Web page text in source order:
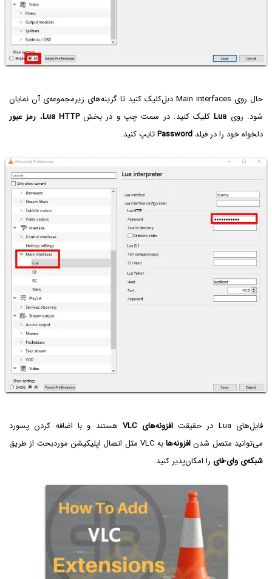
حال روی Main interfaces دبل‌کلیک کنید تا گزینه‌های زیرمجموعه‌ی آن نمایان
شود. روی Luaکلیک کنید. در سمت چپ و در بخشLua HTTP، رمز عبور
دلخواه خود را در فیلد Passwordتایپ کنید.
فایل‌های Lua در حقیقت افزونه‌های VLC
هستند و با اضافه کردن پسورد
می‌توانید متصل شدنافزونه‌هابه VLC مثل اتصال اپلیکیشن موردبحث از طریق
شبکه‌ی وای-فای را امکان‌پذیر کنید.